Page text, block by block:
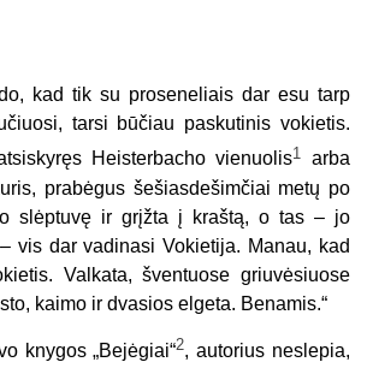
kad tik su proseneliais dar esu tarp
tarsi būčiau paskutinis vokietis.
Heisterbacho vienuolis1
arba
prabėgus šešiasdešimčiai metų po
slėptuvę ir grįžta į kraštą, o tas – jo
vis dar vadinasi Vokietija. Manau, kad
Valkata, šventuose griuvėsiuose
kaimo ir dvasios elgeta. Benamis.“
knygos „Bejėgiai“2, autorius neslepia,